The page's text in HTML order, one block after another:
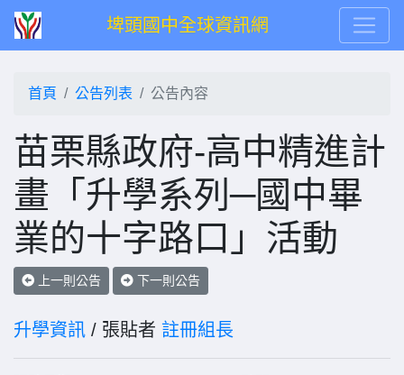
埤頭國中全球資訊網
首頁 公告列表 公告內容
苗栗縣政府-高中精進計
畫「升學系列─國中畢
業的十字路口」活動
上一則公告 下一則公告
升學資訊 / 張貼者 註冊組長